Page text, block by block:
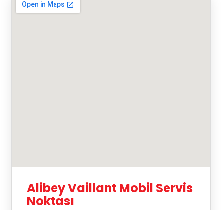
Alibey Vaillant Mobil Servis
Noktası